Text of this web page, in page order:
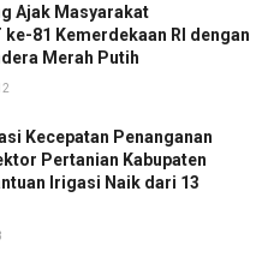
Ajak Masyarakat
81 Kemerdekaan RI dengan
Merah Putih
Kecepatan Penanganan
Pertanian Kabupaten
Irigasi Naik dari 13